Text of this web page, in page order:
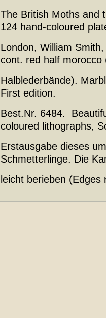
The British Moths and
124 hand-coloured
London, William
cont. red half morocco
Halblederbände).
First edition.
Best.Nr. 6484.
coloured lithographs,
Erstausgabe dieses
Schmetterlinge. Die
leicht berieben (Edges